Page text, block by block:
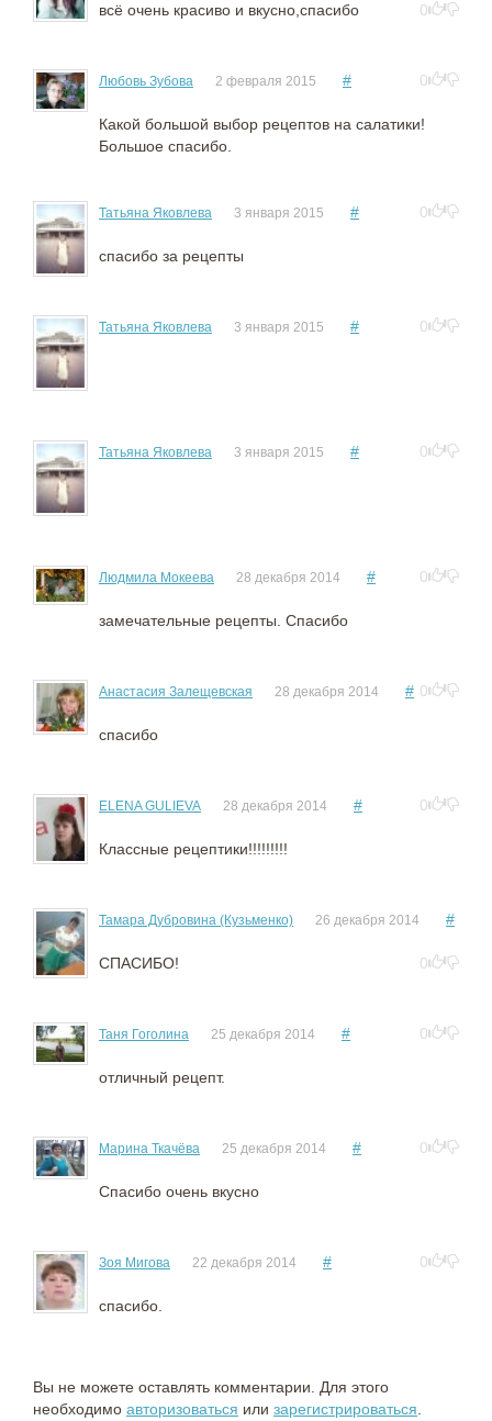
0
всё очень красиво и вкусно,спасибо
Любовь Зубова 2 февраля 2015 # 0
Какой большой выбор рецептов на салатики!
Большое спасибо.
Татьяна Яковлева 3 января 2015 # 0
спасибо за рецепты
Татьяна Яковлева 3 января 2015 # 0
Татьяна Яковлева 3 января 2015 # 0
Людмила Мокеева 28 декабря 2014 # 0
замечательные рецепты. Спасибо
Анастасия Залещевская 28 декабря 2014 # 0
спасибо
ELENA GULIEVA 28 декабря 2014 # 0
Классные рецептики!!!!!!!!!
Тамара Дубровина (Кузьменко) 26 декабря 2014 #
0
СПАСИБО!
Таня Гоголина 25 декабря 2014 # 0
отличный рецепт.
Марина Ткачёва 25 декабря 2014 # 0
Спасибо очень вкусно
Зоя Мигова 22 декабря 2014 # 0
спасибо.
Вы не можете оставлять комментарии. Для этого
необходимо авторизоваться или зарегистрироваться